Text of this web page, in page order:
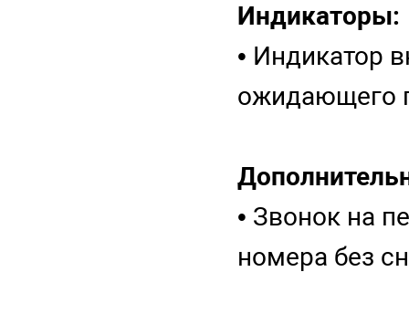
Индикаторы:
• Индикатор
ожидающего
• Звонок на
номера без